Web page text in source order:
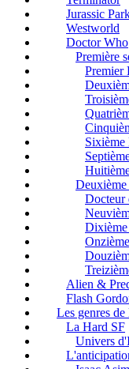
Jurassic
Westworld
Doctor Who
Première
Premier
Sixième
Deuxième
Docteur
Alien &
Flash
Les genres de
La Hard SF
Univers